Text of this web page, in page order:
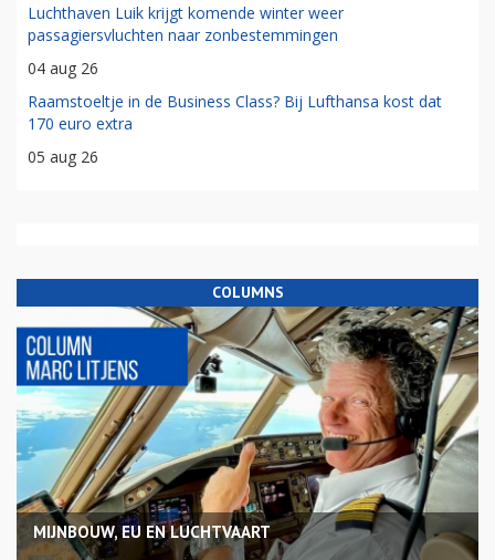
Luchthaven Luik krijgt komende winter weer
passagiersvluchten naar zonbestemmingen
04 aug 26
Raamstoeltje in de Business Class? Bij Lufthansa kost dat
170 euro extra
05 aug 26
COLUMNS
MIJNBOUW, EU EN LUCHTVAART